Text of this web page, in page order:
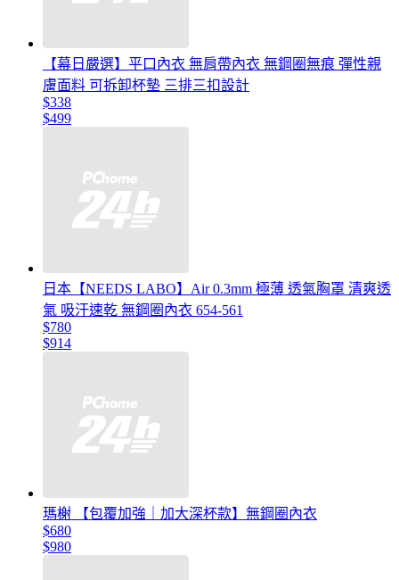
【幕日嚴選】平口內衣 無肩帶內衣 無鋼圈無痕 彈性親
膚面料 可拆卸杯墊 三排三扣設計
$338
$499
日本【NEEDS LABO】Air 0.3mm 極薄 透氣胸罩 清爽透
氣 吸汗速乾 無鋼圈內衣 654-561
$780
$914
瑪榭 【包覆加強｜加大深杯款】無鋼圈內衣
$680
$980